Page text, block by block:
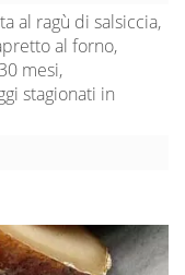
al ragù di salsiccia,
al forno,
mesi,
stagionati in